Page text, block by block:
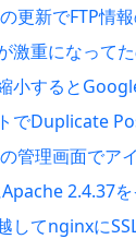
更新でFTP情
激重になって
小すると
でDuplicate
管理画面でア
2.4.37
してnginxに